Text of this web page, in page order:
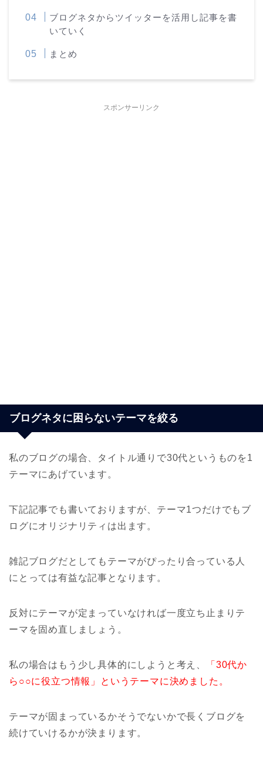
ブログネタからツイッターを活用し記事を書
いていく
まとめ
スポンサーリンク
ブログネタに困らないテーマを絞る
私のブログの場合、タイトル通りで30代というものを1
テーマにあげています。
下記記事でも書いておりますが、テーマ1つだけでもブ
ログにオリジナリティは出ます。
雑記ブログだとしてもテーマがぴったり合っている人
にとっては有益な記事となります。
反対にテーマが定まっていなければ一度立ち止まりテ
ーマを固め直しましょう。
私の場合はもう少し具体的にしようと考え、
「30代か
ら○○に役立つ情報」というテーマに決めました。
テーマが固まっているかそうでないかで長くブログを
続けていけるかが決まります。